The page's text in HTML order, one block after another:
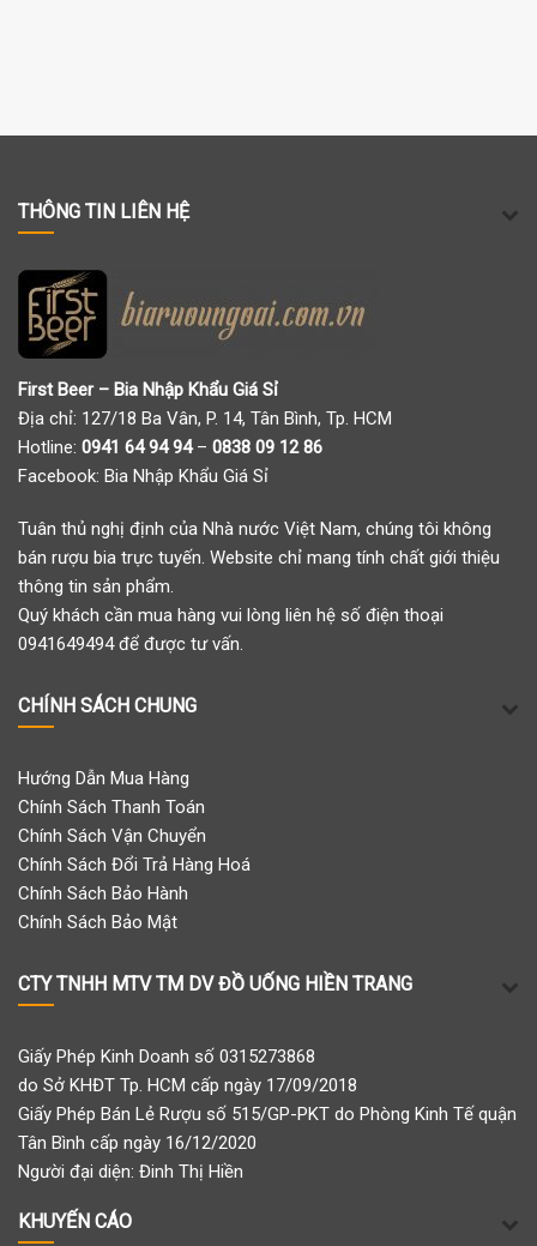
THÔNG TIN LIÊN HỆ
First Beer – Bia Nhập Khẩu Giá Sỉ
Địa chỉ: 127/18 Ba Vân, P. 14, Tân Bình, Tp. HCM
Hotline: 0941 64 94 94– 0838 09 12 86
Facebook: Bia Nhập Khẩu Giá Sỉ
Tuân thủ nghị định của Nhà nước Việt Nam, chúng tôi không
bán rượu bia trực tuyến. Website chỉ mang tính chất giới thiệu
thông tin sản phẩm.
Quý khách cần mua hàng vui lòng liên hệ số điện thoại
0941649494 để được tư vấn.
CHÍNH SÁCH CHUNG
Hướng Dẫn Mua Hàng
Chính Sách Thanh Toán
Chính Sách Vận Chuyển
Chính Sách Đổi Trả Hàng Hoá
Chính Sách Bảo Hành
Chính Sách Bảo Mật
CTY TNHH MTV TM DV ĐỒ UỐNG HIỀN TRANG
Giấy Phép Kinh Doanh số 0315273868
do Sở KHĐT Tp. HCM cấp ngày 17/09/2018
Giấy Phép Bán Lẻ Rượu số 515/GP-PKT do Phòng Kinh Tế quận
Tân Bình cấp ngày 16/12/2020
Người đại diện: Đinh Thị Hiền
KHUYẾN CÁO